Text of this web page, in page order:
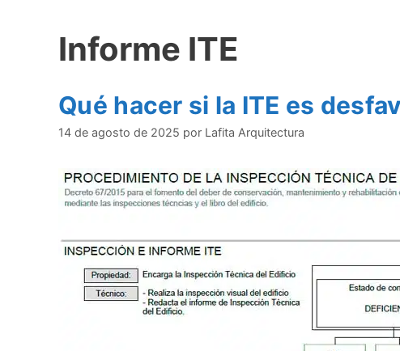
Informe ITE
Qué hacer si la ITE es
14 de agosto de 2025 por Lafita Arquitectura